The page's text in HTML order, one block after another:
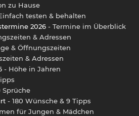
zu Hause
testen & behalten
2026 - Termine im Überblick
& Adressen
& Öffnungszeiten
& Adressen
- Höhe in Jahren
Sprüche
- 180 Wünsche & 9 Tipps
für Jungen & Mädchen